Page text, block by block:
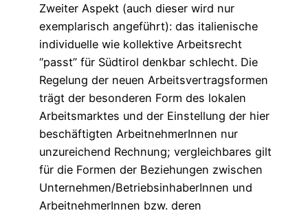
Zweiter Aspekt (auch dieser wird nur
exemplarisch angeführt): das italienische
individuelle wie kollektive Arbeitsrecht
“passt” für Südtirol denkbar schlecht. Die
Regelung der neuen Arbeitsvertragsformen
trägt der besonderen Form des lokalen
Arbeitsmarktes und der Einstellung der hier
beschäftigten ArbeitnehmerInnen nur
unzureichend Rechnung; vergleichbares gilt
für die Formen der Beziehungen zwischen
Unternehmen/BetriebsinhaberInnen und
ArbeitnehmerInnen bzw. deren